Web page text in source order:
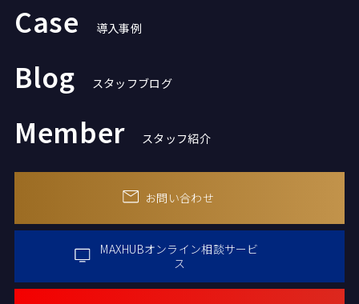
Case 導入事例
Blog スタッフブログ
Member スタッフ紹介
お問い合わせ
MAXHUBオンライン相談サービ
ス